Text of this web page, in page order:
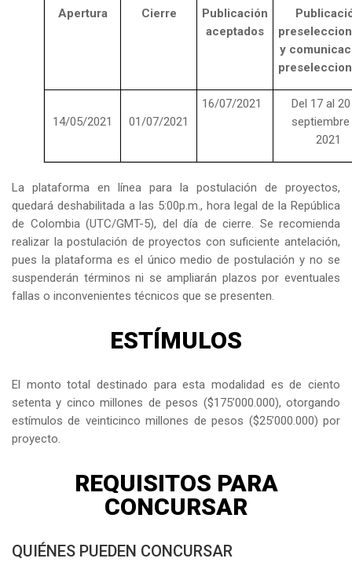
Apertura Cierre
Publicación
aceptados
y
14/05/2021 01/07/2021
16/07/2021
Del 17 al
septiembre
2021
La plataforma en línea para la postulación de proyectos,
quedará deshabilitada a las 5:00p.m., hora legal de la República
de Colombia (UTC/GMT-5), del día de cierre. Se recomienda
realizar la postulación de proyectos con suficiente antelación,
pues la plataforma es el único medio de postulación y no se
suspenderán términos ni se ampliarán plazos por eventuales
fallas o inconvenientes técnicos que se presenten.
ESTÍMULOS
El monto total destinado para esta modalidad es de ciento
setenta y cinco millones de pesos ($175’000.000), otorgando
estímulos de veinticinco millones de pesos ($25’000.000) por
proyecto.
REQUISITOS PARA
CONCURSAR
QUIÉNES PUEDEN CONCURSAR